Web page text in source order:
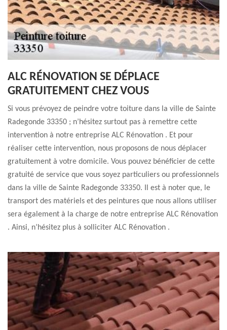
ALC RÉNOVATION SE DÉPLACE
GRATUITEMENT CHEZ VOUS
Si vous prévoyez de peindre votre toiture dans la ville de Sainte
Radegonde 33350 ; n’hésitez surtout pas à remettre cette
intervention à notre entreprise ALC Rénovation . Et pour
réaliser cette intervention, nous proposons de nous déplacer
gratuitement à votre domicile. Vous pouvez bénéficier de cette
gratuité de service que vous soyez particuliers ou professionnels
dans la ville de Sainte Radegonde 33350. Il est à noter que, le
transport des matériels et des peintures que nous allons utiliser
sera également à la charge de notre entreprise ALC Rénovation
. Ainsi, n’hésitez plus à solliciter ALC Rénovation .